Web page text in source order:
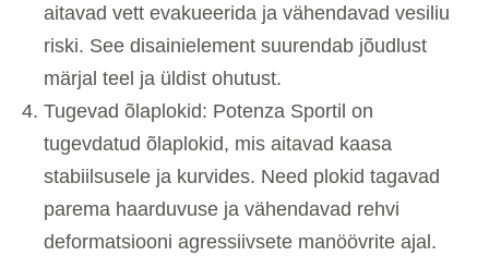
aitavad vett evakueerida ja vähendavad vesiliu
riski. See disainielement suurendab jõudlust
märjal teel ja üldist ohutust.
Tugevad õlaplokid: Potenza Sportil on
tugevdatud õlaplokid, mis aitavad kaasa
stabiilsusele ja kurvides. Need plokid tagavad
parema haarduvuse ja vähendavad rehvi
deformatsiooni agressiivsete manöövrite ajal.